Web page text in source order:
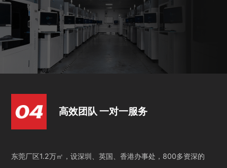
高效团队 一对一服务
东莞厂区1.2万㎡，设深圳、英国、香港办事处，800多资深的